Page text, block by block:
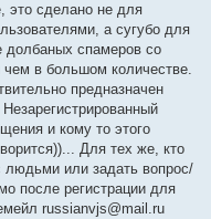
это сделано не для
а сугубо для
долбаных спамеров со
чем в большом количестве.
предназначен
и кому то этого
Для тех же, кто
людьми или задать вопрос/
после регистрации для
russianvjs@mail.ru